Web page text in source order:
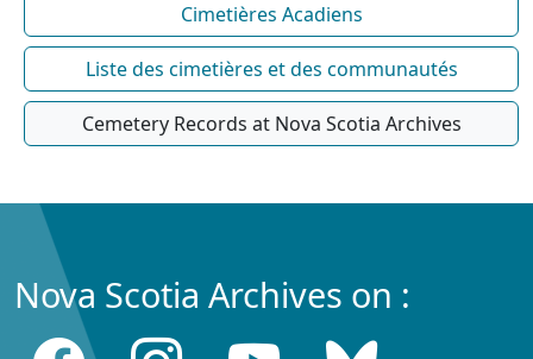
Cimetières Acadiens
Liste des cimetières et des communautés
Cemetery Records at Nova Scotia Archives
Nova Scotia Archives on :